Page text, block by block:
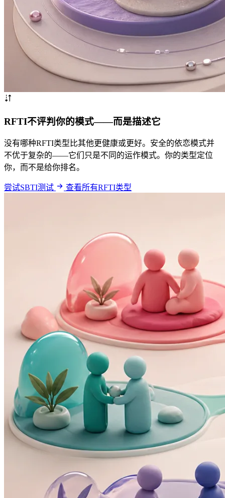
RFTI不评判你的模式——而是描述它
没有哪种RFTI类型比其他更健康或更好。安全的依恋模式并
不优于复杂的——它们只是不同的运作模式。你的类型定位
你，而不是给你排名。
尝试SBTI测试 查看所有RFTI类型